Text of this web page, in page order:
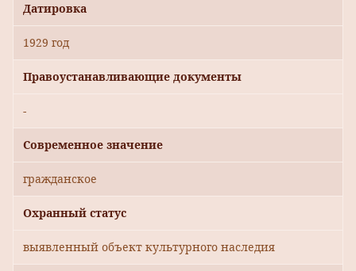
Датировка
1929 год
Правоустанавливающие документы
-
Современное значение
гражданское
Охранный статус
выявленный объект культурного наследия